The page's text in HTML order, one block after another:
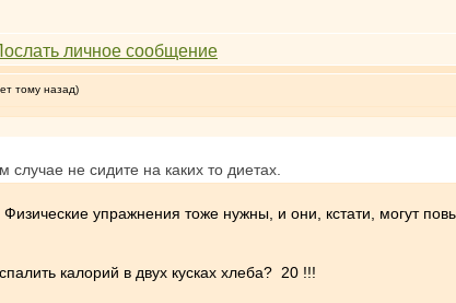
тому назад)
случае не сидите на каких то диетах.
упражнения тоже нужны, и они, кстати, могут
калорий в двух кусках хлеба? 20 !!!